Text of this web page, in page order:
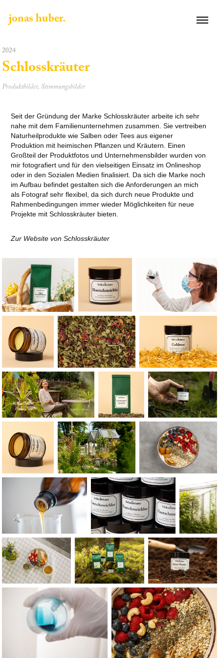
jonas huber.
2024
Schlosskräuter
Produktbilder, Stimmungsbilder
Seit der Gründung der Marke Schlosskräuter arbeite ich sehr
nahe mit dem Familienunternehmen zusammen. Sie vertreiben
Naturheilprodukte wie Salben oder Tees aus eigener
Produktion mit heimischen Pflanzen und Kräutern. Einen
Großteil der Produktfotos und Unternehmensbilder wurden von
mir fotografiert und für den vielseitigen Einsatz im Onlineshop
oder in den Sozialen Medien finalisiert. Da sich die Marke noch
im Aufbau befindet gestalten sich die Anforderungen an mich
als Fotograf sehr flexibel, da sich durch neue Produkte und
Rahmenbedingungen immer wieder Möglichkeiten für neue
Projekte mit Schlosskräuter bieten.
Zur Website von Schlosskräuter